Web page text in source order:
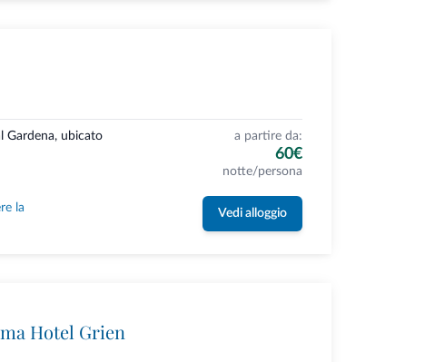
Gardena, ubicato
a partire da:
60€
notte/persona
la
Vedi alloggio
Hotel Grien